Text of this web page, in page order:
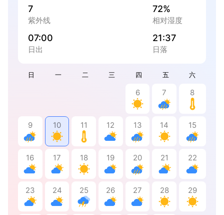
日 一 二 三 四 五 六
6 7 8
9 10 11 12 13 14 15
16 17 18 19 20 21 22
23 24 25 26 27 28 29
7
紫外线
72%
相对湿度
07:00
日出
21:37
日落